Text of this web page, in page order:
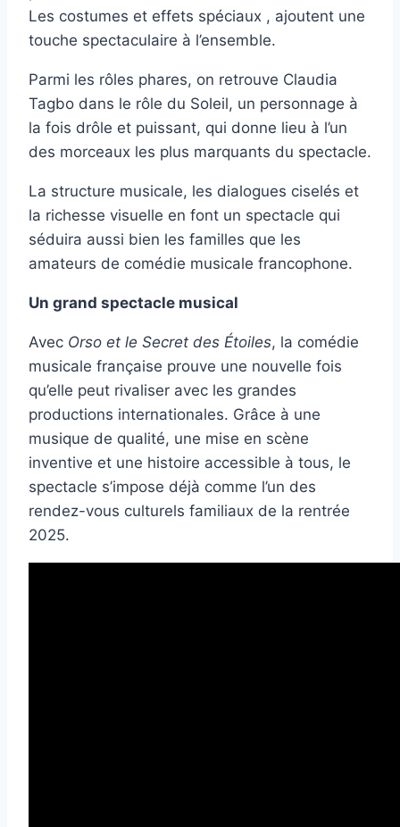
Les costumes et effets spéciaux , ajoutent une
touche spectaculaire à l’ensemble.
Parmi les rôles phares, on retrouve Claudia
Tagbo dans le rôle du Soleil, un personnage à
la fois drôle et puissant, qui donne lieu à l’un
des morceaux les plus marquants du spectacle.
La structure musicale, les dialogues ciselés et
la richesse visuelle en font un spectacle qui
séduira aussi bien les familles que les
amateurs de comédie musicale francophone.
Un grand spectacle musical
Avec Orso et le Secret des Étoiles, la comédie
musicale française prouve une nouvelle fois
qu’elle peut rivaliser avec les grandes
productions internationales. Grâce à une
musique de qualité, une mise en scène
inventive et une histoire accessible à tous, le
spectacle s’impose déjà comme l’un des
rendez-vous culturels familiaux de la rentrée
2025.